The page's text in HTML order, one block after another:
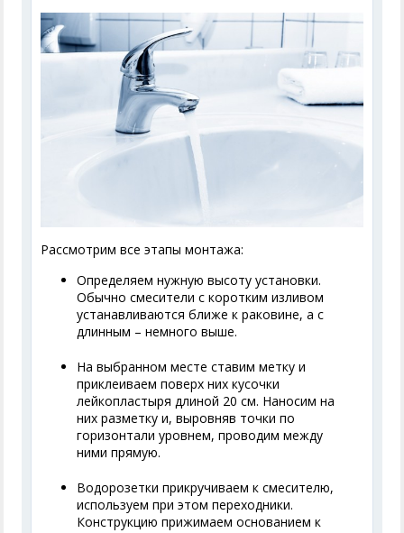
Рассмотрим все этапы монтажа:
Определяем нужную высоту установки.
Обычно смесители с коротким изливом
устанавливаются ближе к раковине, а с
длинным – немного выше.
На выбранном месте ставим метку и
приклеиваем поверх них кусочки
лейкопластыря длиной 20 см. Наносим на
них разметку и, выровняв точки по
горизонтали уровнем, проводим между
ними прямую.
Водорозетки прикручиваем к смесителю,
используем при этом переходники.
Конструкцию прижимаем основанием к